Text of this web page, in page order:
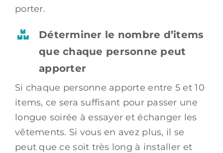
porter.
Déterminer le nombre d’items
que chaque personne peut
apporter
Si chaque personne apporte entre 5 et 10
items, ce sera suffisant pour passer une
longue soirée à essayer et échanger les
vêtements. Si vous en avez plus, il se
peut que ce soit très long à installer et